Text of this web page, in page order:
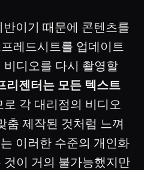
이기 때문에 콘텐츠를
레드시트를 업데이트
디오를 다시 촬영할
리젠터는 모든 텍스트
로 각 대리점의 비디오
춤 제작된 것처럼 느껴
이러한 수준의 개인화
이 거의 불가능했지만